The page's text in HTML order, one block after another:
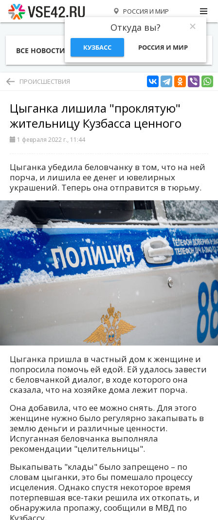
РОССИЯ И МИР
Откуда вы?
КУЗБАСС РОССИЯ И МИР
ВСЕ НОВОСТИ СТАТЬИ ТЕМЫ ФОТО
ПРОИСШЕСТВИЯ
Цыганка лишила "проклятую"
жительницу Кузбасса ценного
1 февраля 2022 г., 11:44
Цыганка убедила беловчанку в том, что на ней
порча, и лишила ее денег и ювелирных
украшений. Теперь она отправится в тюрьму.
Цыганка пришла в частный дом к женщине и
попросила помочь ей едой. Ей удалось завести
с беловчанкой диалог, в ходе которого она
сказала, что на хозяйке дома лежит порча.
Она добавила, что ее можно снять. Для этого
женщине нужно было регулярно закапывать в
землю деньги и различные ценности.
Испуганная беловчанка выполняла
рекомендации "целительницы".
Выкапывать "клады" было запрещено – по
словам цыганки, это бы помешало процессу
исцеления. Однако спустя некоторое время
потерпевшая все-таки решила их откопать, и
обнаружила пропажу, сообщили в МВД по